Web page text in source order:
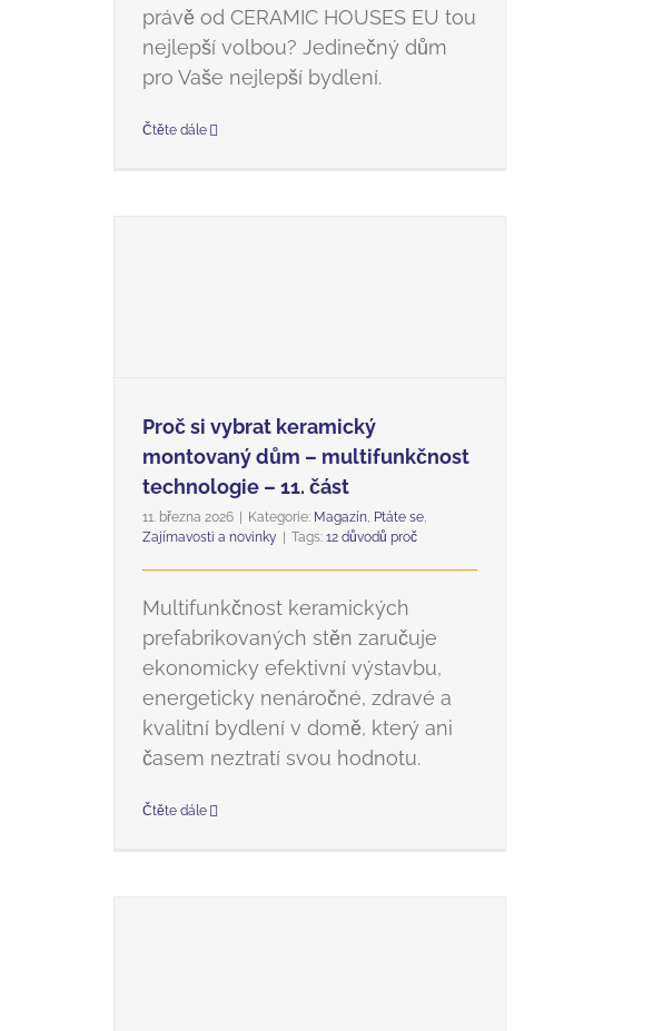
právě od CERAMIC HOUSES EU tou
nejlepší volbou? Jedinečný dům
pro Vaše nejlepší bydlení.
Čtěte dále
Proč si vybrat keramický
montovaný dům – multifunkčnost
technologie – 11. část
11. března 2026 | Kategorie: Magazín Ptáte se
Zajímavosti a novinky | Tags: 12 důvodů proč
Multifunkčnost keramických
prefabrikovaných stěn zaručuje
ekonomicky efektivní výstavbu,
energeticky nenáročné, zdravé a
kvalitní bydlení v domě, který ani
časem neztratí svou hodnotu.
Čtěte dále